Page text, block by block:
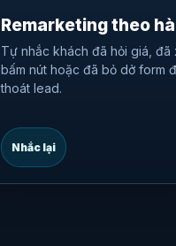
Remarketing theo
Tự nhắc khách đã hỏi giá, đã
bấm nút hoặc đã bỏ dở form
thoát lead.
Nhắc lại